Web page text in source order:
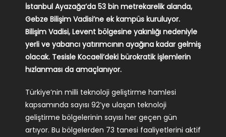
R&D Portal
Career Portal
TR
İstanbul Ayazağa’da 53 bin metrekarelik alanda,
Gebze Bilişim Vadisi’ne ek kampüs kuruluyor.
Bilişim Vadisi, Levent bölgesine yakınlığı nedeniyle
yerli ve yabancı yatırımcının ayağına kadar gelmiş
olacak. Tesisle Kocaeli’deki bürokratik işlemlerin
hızlanması da amaçlanıyor.
Türkiye’nin milli teknoloji geliştirme hamlesi
kapsamında sayısı 92’ye ulaşan teknoloji
geliştirme bölgelerinin sayısı her geçen gün
artıyor. Bu bölgelerden 73 tanesi faaliyetlerini aktif